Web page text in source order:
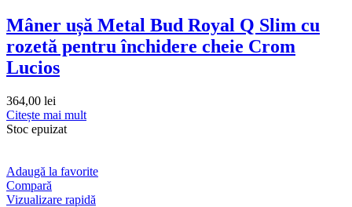
Mâner ușă Metal Bud Royal Q Slim cu
rozetă pentru închidere cheie Crom
Lucios
364,00 lei
Citește mai mult
Stoc epuizat
Adaugă la favorite
Compară
Vizualizare rapidă